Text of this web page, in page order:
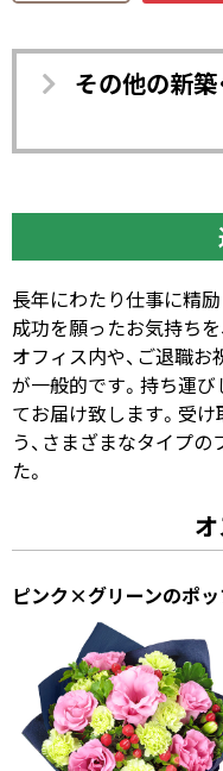
その他の新
長年にわたり仕事に精
成功を願ったお気持ちを
オフィス内や、ご退職
が一般的です。持ち運
てお届け致します。受
う、さまざまなタイプ
た。
ピンク×グリーンのポ